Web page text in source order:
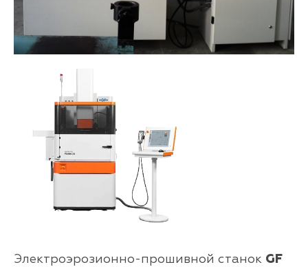
Электроэрозионно-прошивной станок GF